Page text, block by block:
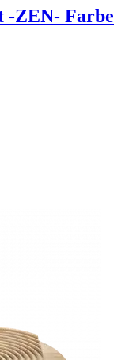
-ZEN- Farbe